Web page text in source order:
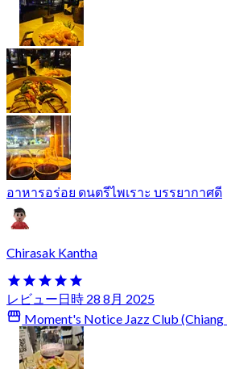
อาหารอร่อย ดนตรีไพเราะ บรรยากาศดี
Chirasak Kantha
レビュー日時 28 8月 2025
Moment's Notice Jazz Club